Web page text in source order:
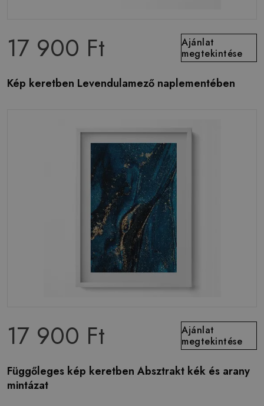
17 900 Ft
Ajánlat
megtekintése
Kép keretben Levendulamező naplementében
17 900 Ft
Ajánlat
megtekintése
Függőleges kép keretben Absztrakt kék és arany
mintázat